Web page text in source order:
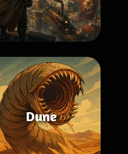
Dune